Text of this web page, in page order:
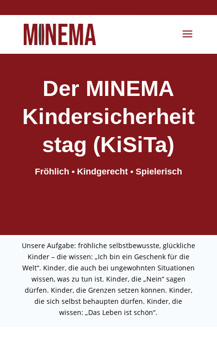
Der MINEMA
Kindersicherheit
stag (KiSiTa)
Fröhlich • Kindgerecht • Spielerisch
Unsere Aufgabe: fröhliche selbstbewusste, glückliche
Kinder – die wissen: „Ich bin ein Geschenk für die
Welt“. Kinder, die auch bei ungewohnten Situationen
wissen, was zu tun ist. Kinder, die „Nein“ sagen
dürfen. Kinder, die Grenzen setzen können. Kinder,
die sich selbst behaupten dürfen. Kinder, die
wissen: „Das Leben ist schön“.